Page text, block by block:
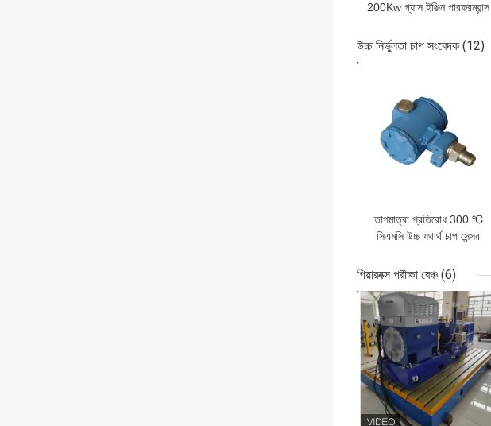
200Kw গ্যাস ইঞ্জিন পারফরম্যান্স
উচ্চ নির্ভুলতা চাপ সংবেদক (12)
তাপমাত্রা প্রতিরোধ 300 ℃
সিএমসি উচ্চ যথার্থ চাপ সেন্সর
গিয়ারবক্স পরীক্ষা বেঞ্চ (6)
ভালো দাম